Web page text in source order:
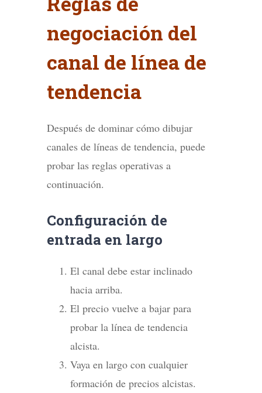
negociación del
canal de línea de
tendencia
Después de dominar cómo dibujar
canales de líneas de tendencia, puede
probar las reglas operativas a
continuación.
Configuración de
entrada en largo
El canal debe estar inclinado
hacia arriba.
El precio vuelve a bajar para
probar la línea de tendencia
alcista.
Vaya en largo con cualquier
formación de precios alcistas.